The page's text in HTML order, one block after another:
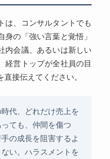
は、コンサルタントでも
身の「強い言葉と覚悟」
内会議、あるいは新しい
経営トップが全社員の目
接伝えてください。
代、どれだけ売上を
ても、仲間を傷つ
の成長を阻害するよ
い。ハラスメントを